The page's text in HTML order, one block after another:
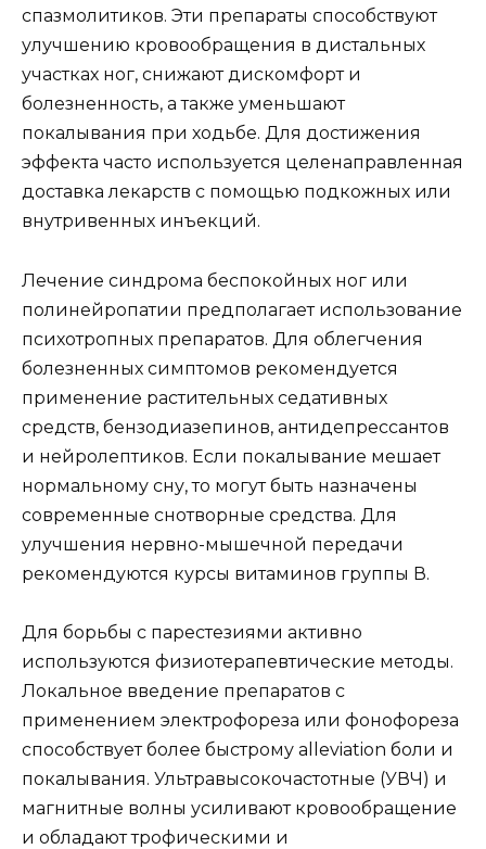
спазмолитиков. Эти препараты способствуют
улучшению кровообращения в дистальных
участках ног, снижают дискомфорт и
болезненность, а также уменьшают
покалывания при ходьбе. Для достижения
эффекта часто используется целенаправленная
доставка лекарств с помощью подкожных или
внутривенных инъекций.
Лечение синдрома беспокойных ног или
полинейропатии предполагает использование
психотропных препаратов. Для облегчения
болезненных симптомов рекомендуется
применение растительных седативных
средств, бензодиазепинов, антидепрессантов
и нейролептиков. Если покалывание мешает
нормальному сну, то могут быть назначены
современные снотворные средства. Для
улучшения нервно-мышечной передачи
рекомендуются курсы витаминов группы В.
Для борьбы с парестезиями активно
используются физиотерапевтические методы.
Локальное введение препаратов с
применением электрофореза или фонофореза
способствует более быстрому alleviation боли и
покалывания. Ультравысокочастотные (УВЧ) и
магнитные волны усиливают кровообращение
и обладают трофическими и